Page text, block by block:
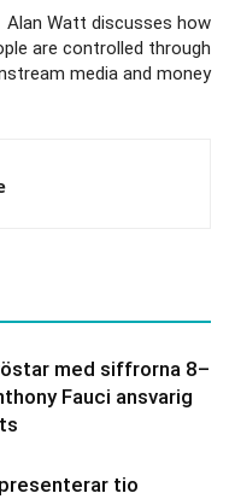
Alan Watt discusses how
are controlled through
media and money
med siffrorna 8–
Fauci ansvarig
tio